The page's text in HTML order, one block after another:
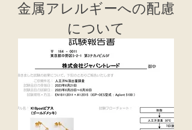
金属アレルギーへの配慮
について